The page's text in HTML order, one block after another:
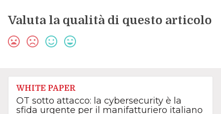
Valuta la qualità di questo articolo
WHITE PAPER
OT sotto attacco: la cybersecurity è la
sfida urgente per il manifatturiero italiano